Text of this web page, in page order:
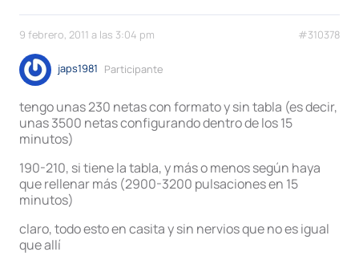
9 febrero, 2011 a las 3:04 pm #310378
japs1981 Participante
tengo unas 230 netas con formato y sin tabla (es decir,
unas 3500 netas configurando dentro de los 15
minutos)
190-210, si tiene la tabla, y más o menos según haya
que rellenar más (2900-3200 pulsaciones en 15
minutos)
claro, todo esto en casita y sin nervios que no es igual
que allí